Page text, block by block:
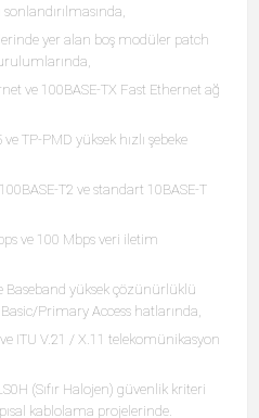
yer alan boş modüler patch
ve 100BASE-TX Fast Ethernet ağ
TP-PMD yüksek hızlı şebeke
T2 ve standart 10BASE-T
ve 100 Mbps veri iletim
Baseband yüksek çözünürlüklü
Primary Access hatlarında,
ITU V.21 / X.11 telekomünikasyon
(Sıfır Halojen) güvenlik kriteri
kablolama projelerinde.